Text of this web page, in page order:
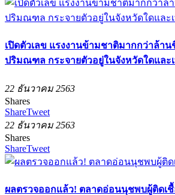
เปิดตัวเลข แรงงานข้ามชาติมากกว่าล้าน
ปริมณฑล กระจายตัวอยู่ในจังหวัดใดและ
22 ธันวาคม 2563
Shares
ShareTweet
22 ธันวาคม 2563
Shares
ShareTweet
ผลตรวจออกแล้ว! ตลาดอ่อนนุชพบผู้ติดเชื้